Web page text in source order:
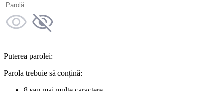
Puterea parolei:
Parola trebuie să conțină: